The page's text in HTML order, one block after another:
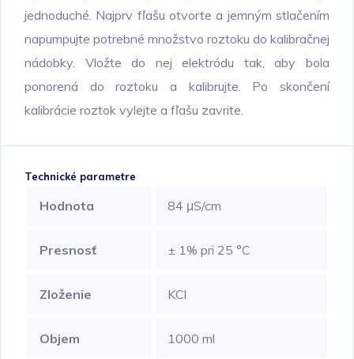
jednoduché. Najprv fľašu otvorte a jemným stlačením
napumpujte potrebné množstvo roztoku do kalibračnej
nádobky. Vložte do nej elektródu tak, aby bola
ponorená do roztoku a kalibrujte. Po skončení
kalibrácie roztok vylejte a fľašu zavrite.
Technické parametre
Hodnota 84 μS/cm
Presnosť ± 1% pri 25 °C
Zloženie KCl
Objem 1000 ml